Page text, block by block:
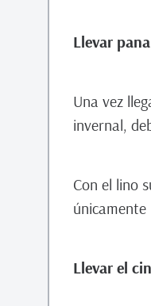
Llevar
Una vez
invernal,
Con el lino
Llevar el